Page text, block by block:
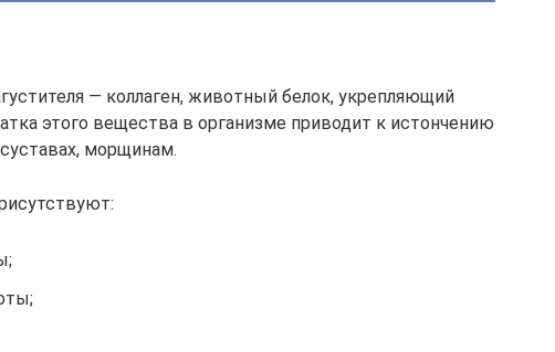
— коллаген, животный белок, укрепляющий
этого вещества в организме приводит к истончению
морщинам.